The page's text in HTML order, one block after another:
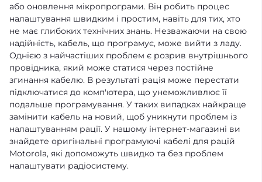
або оновлення мікропрограми. Він робить процес
налаштування швидким і простим, навіть для тих, хто
не має глибоких технічних знань. Незважаючи на свою
надійність, кабель, що програмує, може вийти з ладу.
Однією з найчастіших проблем є розрив внутрішнього
провідника, який може статися через постійне
згинання кабелю. В результаті рація може перестати
підключатися до комп'ютера, що унеможливлює її
подальше програмування. У таких випадках найкраще
замінити кабель на новий, щоб уникнути проблем із
налаштуванням рації. У нашому інтернет-магазині ви
знайдете оригінальні програмуючі кабелі для рацій
Motorola, які допоможуть швидко та без проблем
налаштувати радіосистему.